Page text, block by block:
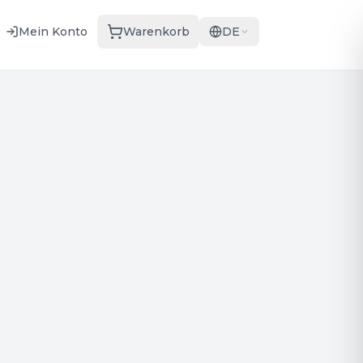
Mein Konto Warenkorb DE